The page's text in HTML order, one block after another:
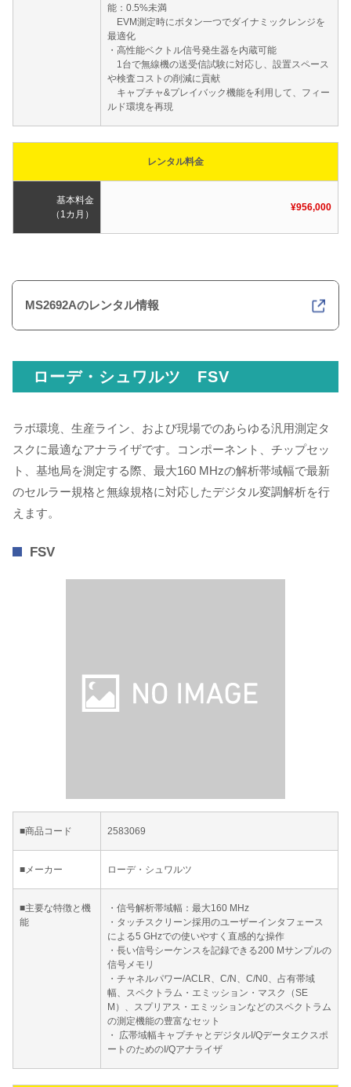
能：0.5%未満
EVM測定時にボタン一つでダイナミックレンジを
最適化
・高性能ベクトル信号発生器を内蔵可能
1台で無線機の送受信試験に対応し、設置スペース
や検査コストの削減に貢献
キャプチャ&プレイバック機能を利用して、フィー
ルド環境を再現
レンタル料金
基本料金
（1カ月）
¥956,000
MS2692Aのレンタル情報
ローデ・シュワルツ FSV
ラボ環境、生産ライン、および現場でのあらゆる汎用測定タ
スクに最適なアナライザです。コンポーネント、チップセッ
ト、基地局を測定する際、最大160 MHzの解析帯域幅で最新
のセルラー規格と無線規格に対応したデジタル変調解析を行
えます。
FSV
■商品コード 2583069
■メーカー ローデ・シュワルツ
■主要な特徴と機
能
・信号解析帯域幅：最大160 MHz
・タッチスクリーン採用のユーザーインタフェース
による5 GHzでの使いやすく直感的な操作
・長い信号シーケンスを記録できる200 Mサンプルの
信号メモリ
・チャネルパワー/ACLR、C/N、C/N0、占有帯域
幅、スペクトラム・エミッション・マスク（SE
M）、スプリアス・エミッションなどのスペクトラム
の測定機能の豊富なセット
・ 広帯域幅キャプチャとデジタルI/Qデータエクスポ
ートのためのI/Qアナライザ